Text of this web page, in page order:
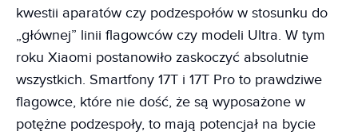
kwestii aparatów czy podzespołów w stosunku do
„głównej” linii flagowców czy modeli Ultra. W tym
roku Xiaomi postanowiło zaskoczyć absolutnie
wszystkich. Smartfony 17T i 17T Pro to prawdziwe
flagowce, które nie dość, że są wyposażone w
potężne podzespoły, to mają potencjał na bycie